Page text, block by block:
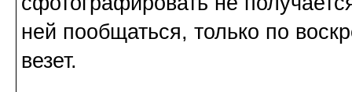
ней пообщаться, только по
везет.